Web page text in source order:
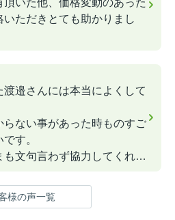
頂いた他、価格変動のあった
いただきとても助かりまし
渡邉さんには本当によくして
らない事があった時ものすご
す。
も文句言わず協力してくれて
助かりました。
から頑張ってください。
様の声一覧